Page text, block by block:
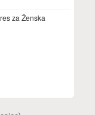
za Ženska